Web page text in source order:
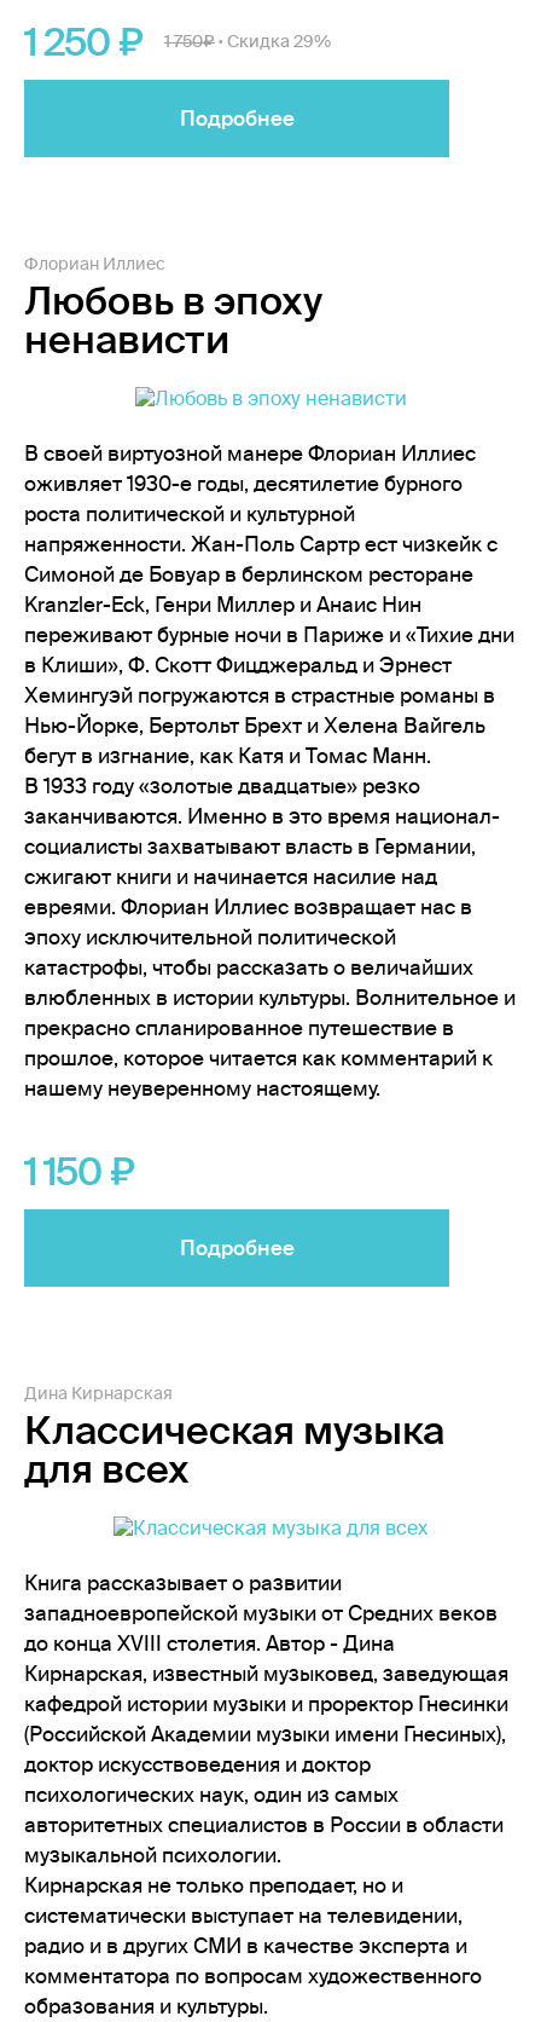
1 250 1 750 • Скидка 29%
Подробнее
Флориан Иллиес
Любовь в эпоху
ненависти
В своей виртуозной манере Флориан Иллиес
оживляет 1930-е годы, десятилетие бурного
роста политической и культурной
напряженности. Жан-Поль Сартр ест чизкейк с
Симоной де Бовуар в берлинском ресторане
Kranzler-Eck, Генри Миллер и Анаис Нин
переживают бурные ночи в Париже и «Тихие дни
в Клиши», Ф. Скотт Фицджеральд и Эрнест
Хемингуэй погружаются в страстные романы в
Нью-Йорке, Бертольт Брехт и Хелена Вайгель
бегут в изгнание, как Катя и Томас Манн.
В 1933 году «золотые двадцатые» резко
заканчиваются. Именно в это время национал-
социалисты захватывают власть в Германии,
сжигают книги и начинается насилие над
евреями. Флориан Иллиес возвращает нас в
эпоху исключительной политической
катастрофы, чтобы рассказать о величайших
влюбленных в истории культуры. Волнительное и
прекрасно спланированное путешествие в
прошлое, которое читается как комментарий к
нашему неуверенному настоящему.
1 150
Подробнее
Дина Кирнарская
Классическая музыка
для всех
Книга рассказывает о развитии
западноевропейской музыки от Средних веков
до конца XVIII столетия. Автор - Дина
Кирнарская, известный музыковед, заведующая
кафедрой истории музыки и проректор Гнесинки
(Российской Академии музыки имени Гнесиных),
доктор искусствоведения и доктор
психологических наук, один из самых
авторитетных специалистов в России в области
музыкальной психологии.
Кирнарская не только преподает, но и
систематически выступает на телевидении,
радио и в других СМИ в качестве эксперта и
комментатора по вопросам художественного
образования и культуры.